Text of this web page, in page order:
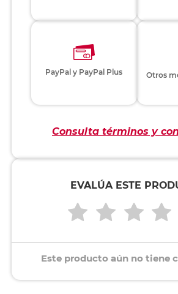
PayPal y PayPal Plus Otros
Consulta términos y
EVALÚA ESTE
Este producto aún no tiene